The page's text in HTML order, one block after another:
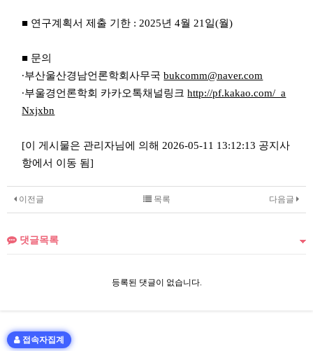
■ 연구계획서 제출 기한 : 2025년 4월 21일(월)
■ 문의
∙부산울산경남언론학회사무국bukcomm@naver.com
∙부울경언론학회 카카오톡채널링크http://pf.kakao.com/_a
Nxjxbn
[이 게시물은 관리자님에 의해 2026-05-11 13:12:13 공지사
항에서 이동 됨]
이전글 다음글
목록
댓글목록
등록된 댓글이 없습니다.
접속자집계